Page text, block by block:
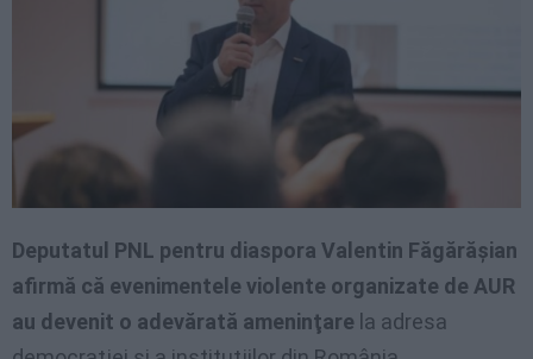
Deputatul PNL pentru diaspora Valentin Făgărăşian
afirmă că evenimentele violente organizate de AUR
au devenit o adevărată ameninţare la adresa